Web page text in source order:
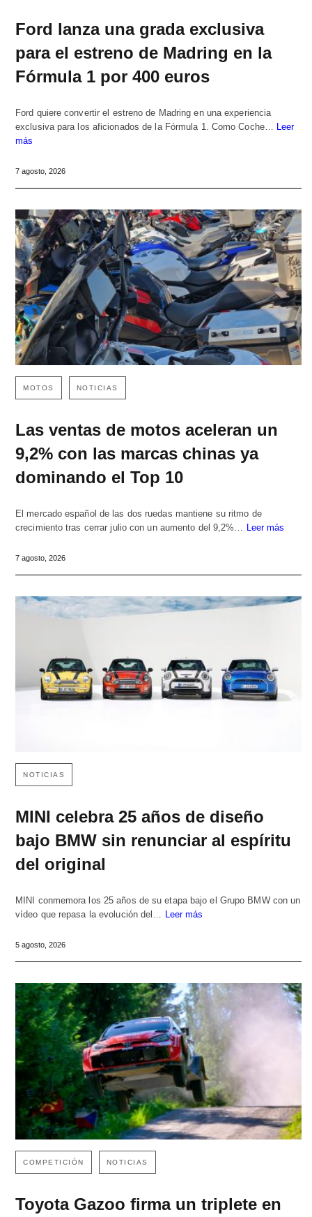
Ford lanza una grada exclusiva
para el estreno de Madring en la
Fórmula 1 por 400 euros
Ford quiere convertir el estreno de Madring en una experiencia
exclusiva para los aficionados de la Fórmula 1. Como Coche…
Leer
más
7 agosto, 2026
MOTOS NOTICIAS
Las ventas de motos aceleran un
9,2% con las marcas chinas ya
dominando el Top 10
El mercado español de las dos ruedas mantiene su ritmo de
crecimiento tras cerrar julio con un aumento del 9,2%… Leer más
7 agosto, 2026
NOTICIAS
MINI celebra 25 años de diseño
bajo BMW sin renunciar al espíritu
del original
MINI conmemora los 25 años de su etapa bajo el Grupo BMW con un
vídeo que repasa la evolución del… Leer más
5 agosto, 2026
COMPETICIÓN NOTICIAS
Toyota Gazoo firma un triplete en